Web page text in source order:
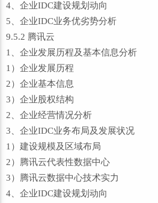
4、企业IDC建设规划动向
5、企业IDC业务优劣势分析
9.5.2 腾讯云
1、企业发展历程及基本信息分析
1）企业发展历程
2）企业基本信息
3）企业股权结构
2、企业经营情况分析
3、企业IDC业务布局及发展状况
1）建设规模及区域布局
2）腾讯云代表性数据中心
3）腾讯云数据中心技术实力
4、企业IDC建设规划动向